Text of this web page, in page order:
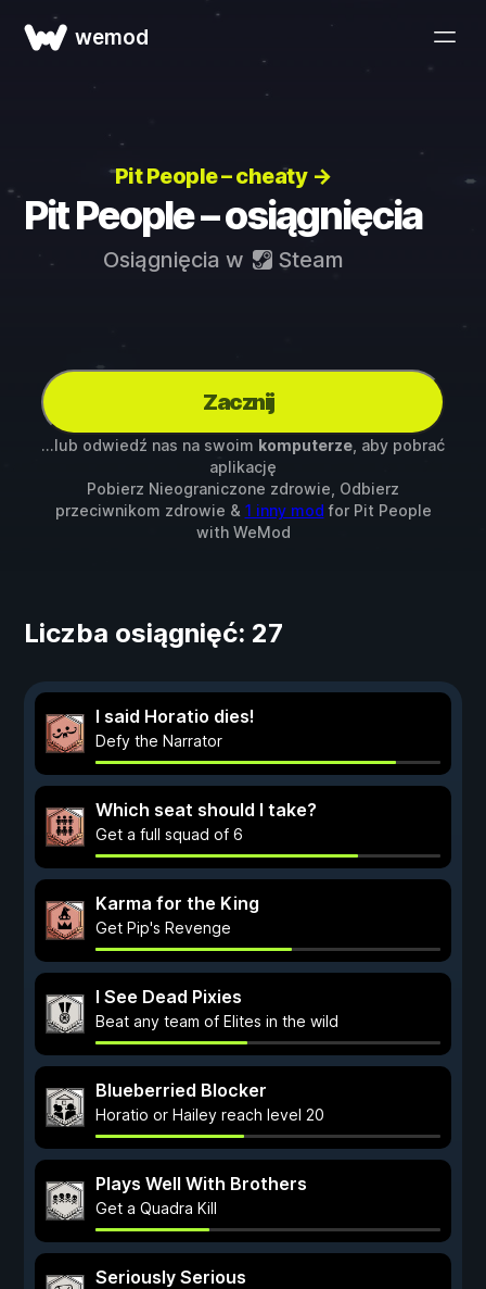
wemod
Pit People – cheaty →
Pit People – osiągnięcia
Osiągnięcia w Steam
Zacznij
...lub odwiedź nas na swoim komputerze , aby pobrać
aplikację
Pobierz Nieograniczone zdrowie, Odbierz
przeciwnikom zdrowie & 1 inny mod for Pit People
with WeMod
Liczba osiągnięć: 27
I said Horatio dies!
Defy the Narrator
Which seat should I take?
Get a full squad of 6
Karma for the King
Get Pip's Revenge
I See Dead Pixies
Beat any team of Elites in the wild
Blueberried Blocker
Horatio or Hailey reach level 20
Plays Well With Brothers
Get a Quadra Kill
Seriously Serious